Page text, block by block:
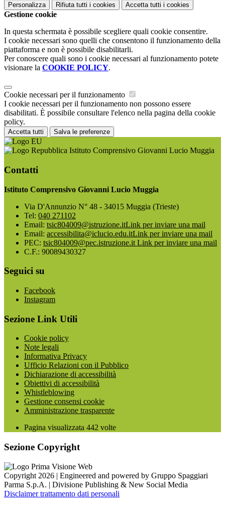
Personalizza Rifiuta tutti i cookies Accetta tutti i cookies
Gestione cookie
In questa schermata è possibile scegliere quali cookie consentire.
I cookie necessari sono quelli che consentono il funzionamento della
piattaforma e non è possibile disabilitarli.
Per conoscere quali sono i cookie necessari al funzionamento potete
visionare la COOKIE POLICY.
Cookie necessari per il funzionamento
I cookie necessari per il funzionamento non possono essere
disabilitati. È possibile consultare l'elenco nella pagina della cookie
policy.
Accetta tutti Salva le preferenze
Istituto Comprensivo Giovanni Lucio Muggia
Contatti
Istituto Comprensivo Giovanni Lucio Muggia
Via D'Annunzio N° 48 - 34015 Muggia (Trieste)
Tel: 040 271102
Email: tsic804009@istruzione.itLink per inviare una mail
Email: accessibilita@iclucio.edu.itLink per inviare una mail
PEC: tsic804009@pec.istruzione.it Link per inviare una mail
C.F.: 90089430327
Seguici su
Facebook
Instagram
Sezione Link Utili
Cookie policy
Note legali
Informativa Privacy
Ufficio Relazioni con il Pubblico
Dichiarazione di accessibilità
Obiettivi di accessibilità
Whistleblowing
Gestione consensi cookie
Amministrazione trasparente
Pagina visualizzata 442 volte
Sezione Copyright
Copyright 2026 | Engineered and powered by Gruppo Spaggiari
Parma S.p.A. | Divisione Publishing & New Social Media
Disclaimer trattamento dati personali